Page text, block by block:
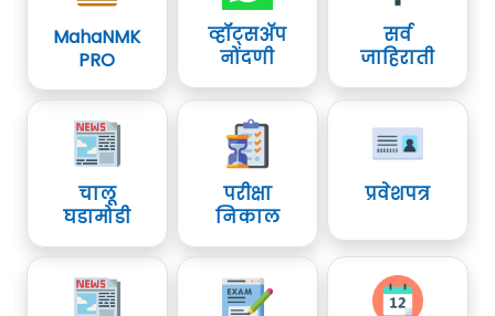
MahaNMK
PRO
व्हॉट्सॲप
नोंदणी
सर्व
जाहिराती
चालू
घडामोडी
परीक्षा
निकाल
प्रवेशपत्र